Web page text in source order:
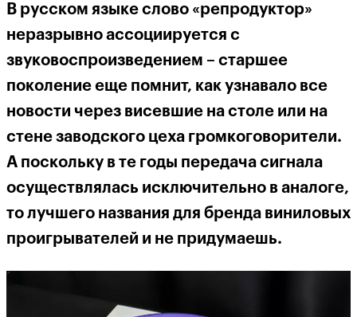
В русском языке слово «репродуктор»
неразрывно ассоциируется с
звуковоспроизведением – старшее
поколение еще помнит, как узнавало все
новости через висевшие на столе или на
стене заводского цеха громкоговорители.
А поскольку в те годы передача сигнала
осуществлялась исключительно в аналоге,
то лучшего названия для бренда виниловых
проигрывателей и не придумаешь.